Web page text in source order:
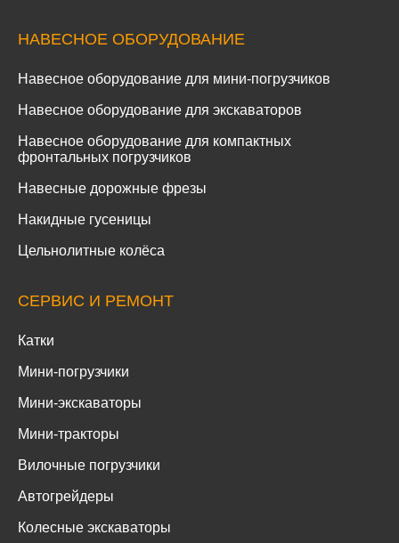
НАВЕСНОЕ ОБОРУДОВАНИЕ
Навесное оборудование для мини-погрузчиков
Навесное оборудование для экскаваторов
Навесное оборудование для компактных
фронтальных погрузчиков
Навесные дорожные фрезы
Накидные гусеницы
Цельнолитные колёса
СЕРВИС И РЕМОНТ
Катки
Мини-погрузчики
Мини-экскаваторы
Мини-тракторы
Вилочные погрузчики
Автогрейдеры
Колесные экскаваторы